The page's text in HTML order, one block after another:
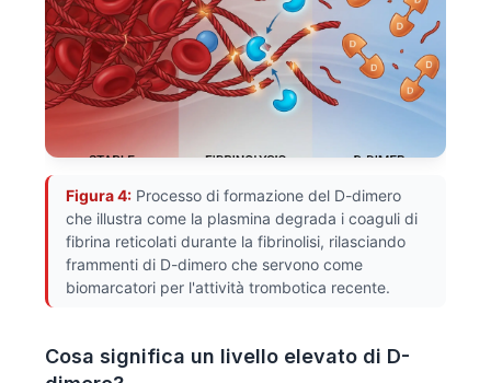
Figura 4: Processo di formazione del D-dimero
che illustra come la plasmina degrada i coaguli di
fibrina reticolati durante la fibrinolisi, rilasciando
frammenti di D-dimero che servono come
biomarcatori per l'attività trombotica recente.
Cosa significa un livello elevato di D-
Esperanto
Ślōnskŏ gŏdka
Norsk bokmål